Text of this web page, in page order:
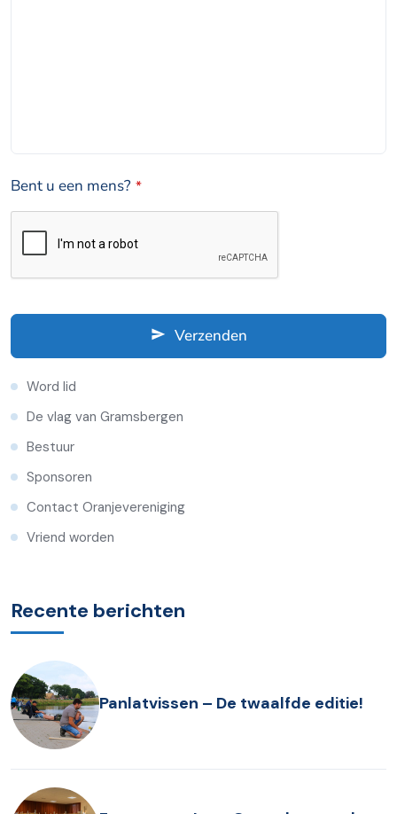
Bent u een mens? *
Email *
Verzenden
Word lid
De vlag van Gramsbergen
Bestuur
Sponsoren
Contact Oranjevereniging
Vriend worden
Recente berichten
Panlatvissen – De twaalfde editie!